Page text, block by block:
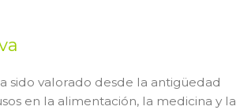
sido valorado desde la antigüedad
en la alimentación, la medicina y la